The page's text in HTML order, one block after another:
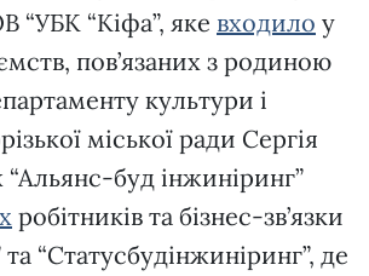
“УБК “Кіфа”, яке входило у
пов’язаних з родиною
культури і
міської ради Сергія
“Альянс-буд інжиніринг”
робітників та бізнес-зв’язки
“Статусбудінжиніринг”, де